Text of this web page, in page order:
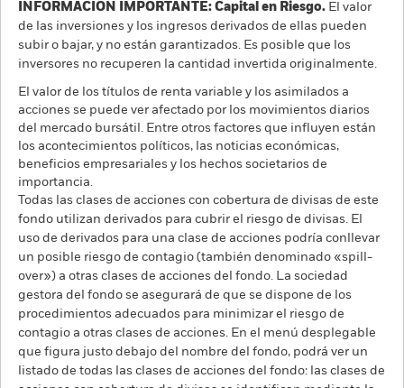
INFORMACIÓN IMPORTANTE: Capital en Riesgo. El valor
de las inversiones y los ingresos derivados de ellas pueden
subir o bajar, y no están garantizados. Es posible que los
inversores no recuperen la cantidad invertida originalmente.
El valor de los títulos de renta variable y los asimilados a
acciones se puede ver afectado por los movimientos diarios
del mercado bursátil. Entre otros factores que influyen están
los acontecimientos políticos, las noticias económicas,
beneficios empresariales y los hechos societarios de
importancia.
Todas las clases de acciones con cobertura de divisas de este
fondo utilizan derivados para cubrir el riesgo de divisas. El
uso de derivados para una clase de acciones podría conllevar
un posible riesgo de contagio (también denominado «spill-
over») a otras clases de acciones del fondo. La sociedad
gestora del fondo se asegurará de que se dispone de los
procedimientos adecuados para minimizar el riesgo de
contagio a otras clases de acciones. En el menú desplegable
que figura justo debajo del nombre del fondo, podrá ver un
listado de todas las clases de acciones del fondo: las clases de